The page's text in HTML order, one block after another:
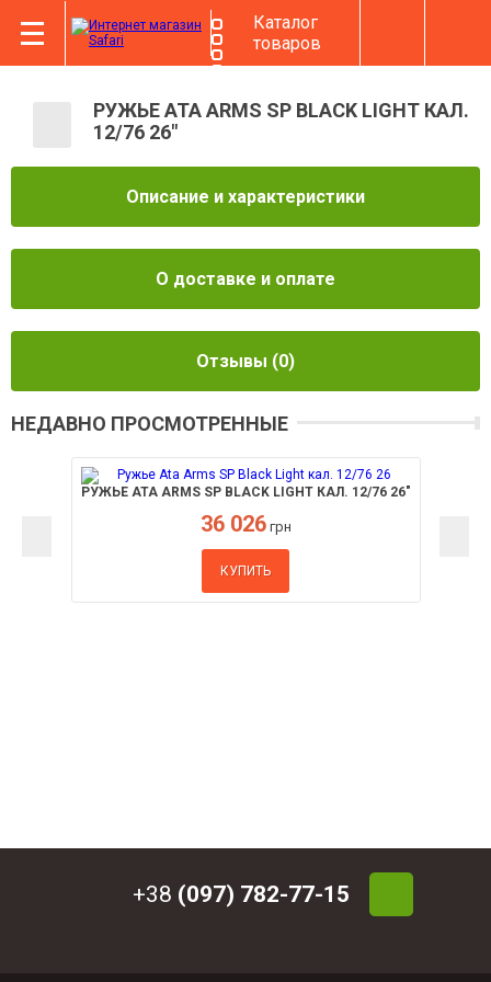
Каталог
товаров
РУЖЬЕ ATA ARMS SP BLACK LIGHT КАЛ.
12/76 26"
Описание и характеристики
О доставке и оплате
Отзывы (0)
НЕДАВНО ПРОСМОТРЕННЫЕ
РУЖЬЕ ATA ARMS SP BLACK LIGHT КАЛ. 12/76 26"
36 026 грн
КУПИТЬ
+38 (097) 782-77-15